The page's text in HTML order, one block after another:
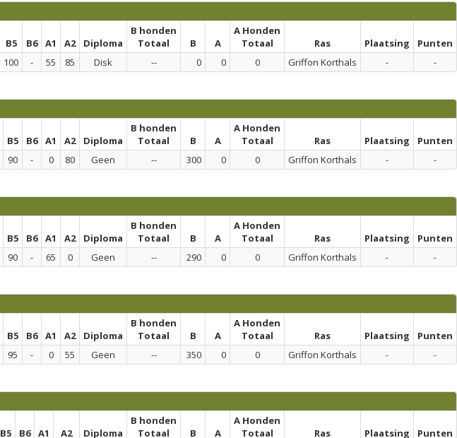
B5 B6 A1 A2 Diploma
B honden
Totaal
B A
A Honden
Totaal
Ras Plaatsing
Punten
100 - 55 85 Disk -- 0 0 0 Griffon Korthals - -
B5 B6 A1 A2 Diploma
B honden
Totaal
B A
A Honden
Totaal
Ras Plaatsing
Punten
90 - 0 80 Geen -- 300 0 0 Griffon Korthals - -
B5 B6 A1 A2 Diploma
B honden
Totaal
B A
A Honden
Totaal
Ras Plaatsing
Punten
90 - 65 0 Geen -- 290 0 0 Griffon Korthals - -
B5 B6 A1 A2 Diploma
B honden
Totaal
B A
A Honden
Totaal
Ras Plaatsing
Punten
95 - 0 55 Geen -- 350 0 0 Griffon Korthals - -
B5 B6 A1 A2 Diploma
B honden
Totaal
B A
A Honden
Totaal
Ras Plaatsing Punten